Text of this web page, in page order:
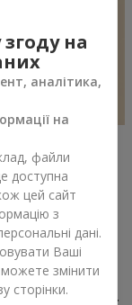
для
троянд
зробити
на
аналітика,
на
файли
доступна
цей сайт
з
дані.
Ваші
можете змінити
сторінки.